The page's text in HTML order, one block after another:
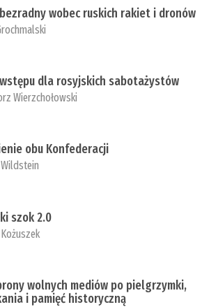
wobec ruskich rakiet i dronów
dla rosyjskich sabotażystów
Wierzchołowski
obu Konfederacji
szok 2.0
wolnych mediów po pielgrzymki,
i pamięć historyczną